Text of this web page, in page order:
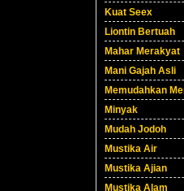
Kuat Seex
Liontin Bertuah
Mahar Merakyat
Mani Gajah Asli
Memudahkan
Minyak
Mudah Jodoh
Mustika Air
Mustika Ajian
Mustika Alam